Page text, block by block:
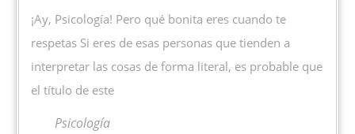
psicología!
¡Ay, Psicología! Pero qué bonita eres cuando te
respetas Si eres de esas personas que tienden a
interpretar las cosas de forma literal, es probable que
el título de este
Psicología